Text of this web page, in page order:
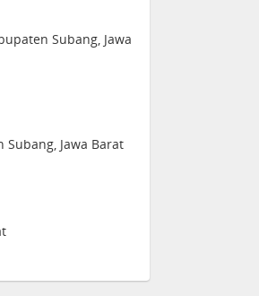
Subang, Jawa
Subang, Jawa Barat